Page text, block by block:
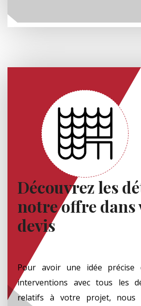
Découvrez les
notre offre dans
devis
Pour avoir une idée
interventions avec tous les
relatifs à votre projet, nous